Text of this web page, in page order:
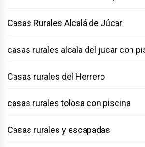
Casas Rurales Alcalá de Júcar
casas rurales alcala del jucar con
Casas rurales del Herrero
casas rurales tolosa con piscina
Casas rurales y escapadas